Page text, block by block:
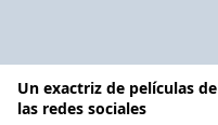
Un exactriz de películas
las redes sociales